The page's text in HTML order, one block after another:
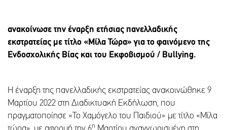
ανακοίνωσε την έναρξη ετήσιας πανελλαδικής
εκστρατείας με τίτλο «Μίλα Τώρα» για το φαινόμενο της
Ενδοσχολικής Βίας και του Εκφοβισμού / Bullying.
Η έναρξη της πανελλαδικής εκστρατείας ανακοινώθηκε 9
Μαρτίου 2022 στη Διαδικτυακή Εκδήλωση, που
πραγματοποίησε «Το Χαμόγελο του Παιδιού» με τίτλο «Μίλα
η